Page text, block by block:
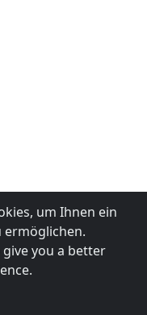
um Ihnen ein
ermöglichen.
you a better